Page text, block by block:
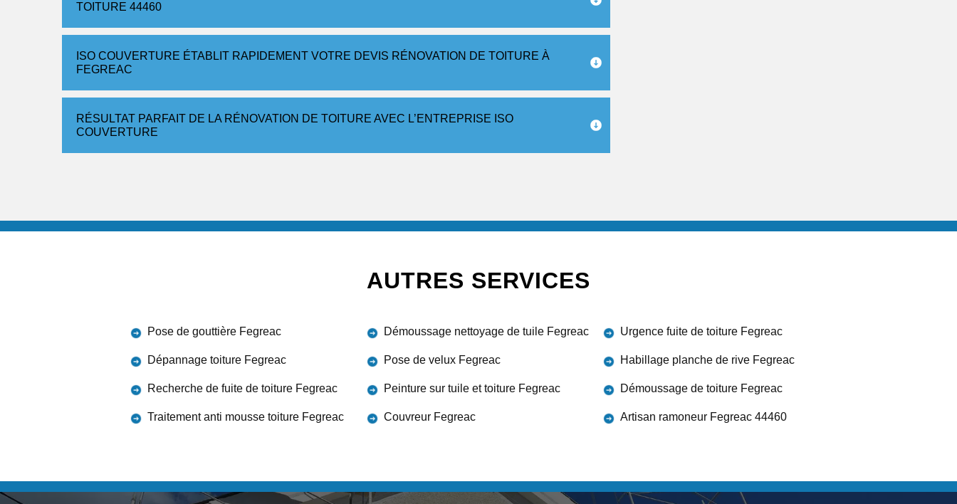
TOITURE 44460
ISO COUVERTURE ÉTABLIT RAPIDEMENT VOTRE DEVIS RÉNOVATION DE TOITURE À
FEGREAC
RÉSULTAT PARFAIT DE LA RÉNOVATION DE TOITURE AVEC L’ENTREPRISE ISO
COUVERTURE
AUTRES SERVICES
Pose de gouttière Fegreac
Dépannage toiture Fegreac
Recherche de fuite de toiture Fegreac
Traitement anti mousse toiture Fegreac
Démoussage nettoyage de tuile Fegreac
Pose de velux Fegreac
Peinture sur tuile et toiture Fegreac
Couvreur Fegreac
Urgence fuite de toiture Fegreac
Habillage planche de rive Fegreac
Démoussage de toiture Fegreac
Artisan ramoneur Fegreac 44460